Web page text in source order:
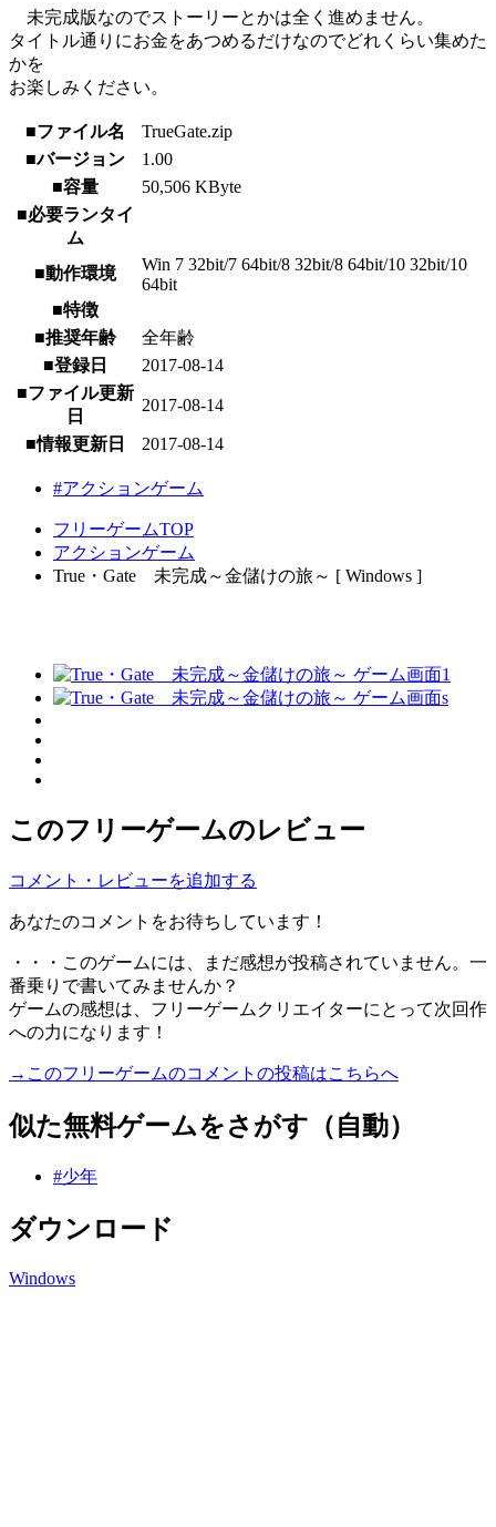
未完成版なのでストーリーとかは全く進めません。
タイトル通りにお金をあつめるだけなのでどれくらい集めた
かを
お楽しみください。
■ファイル名
TrueGate.zip
■バージョン
1.00
■容量
50,506 KByte
■必要ランタイ
ム
■動作環境
Win 7 32bit/7 64bit/8 32bit/8 64bit/10 32bit/10
64bit
■特徴
■推奨年齢
全年齢
■登録日
2017-08-14
■ファイル更新
日
2017-08-14
■情報更新日 2017-08-14
#アクションゲーム
フリーゲームTOP
アクションゲーム
True・Gate 未完成～金儲けの旅～ [ Windows ]
このフリーゲームのレビュー
コメント・レビューを追加する
あなたのコメントをお待ちしています！
・・・このゲームには、まだ感想が投稿されていません。一
番乗りで書いてみませんか？
ゲームの感想は、フリーゲームクリエイターにとって次回作
への力になります！
→このフリーゲームのコメントの投稿はこちらへ
似た無料ゲームをさがす（自動）
#少年
ダウンロード
Windows